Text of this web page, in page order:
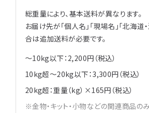
総重量により、基本送料が異なります。
お届け先が「個人名」「現場名」「北海道
合は追加送料が必要です。
～10kg以下：2,200円（税込）
10kg超～20kg以下：3,300円（税込）
20kg超：重量（kg）×165円（税込）
金物・キット・小物などの関連商品の